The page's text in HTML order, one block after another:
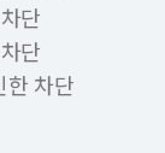
단
단
차단